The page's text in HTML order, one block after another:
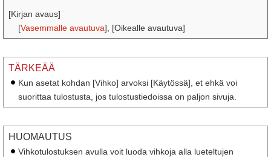
[Kirjan avaus]
[Vasemmalle avautuva], [Oikealle avautuva]
TÄRKEÄÄ
Kun asetat kohdan [Vihko] arvoksi [Käytössä], et ehkä voi
suorittaa tulostusta, jos tulostustiedoissa on paljon sivuja.
HUOMAUTUS
Vihkotulostuksen avulla voit luoda vihkoja alla lueteltujen